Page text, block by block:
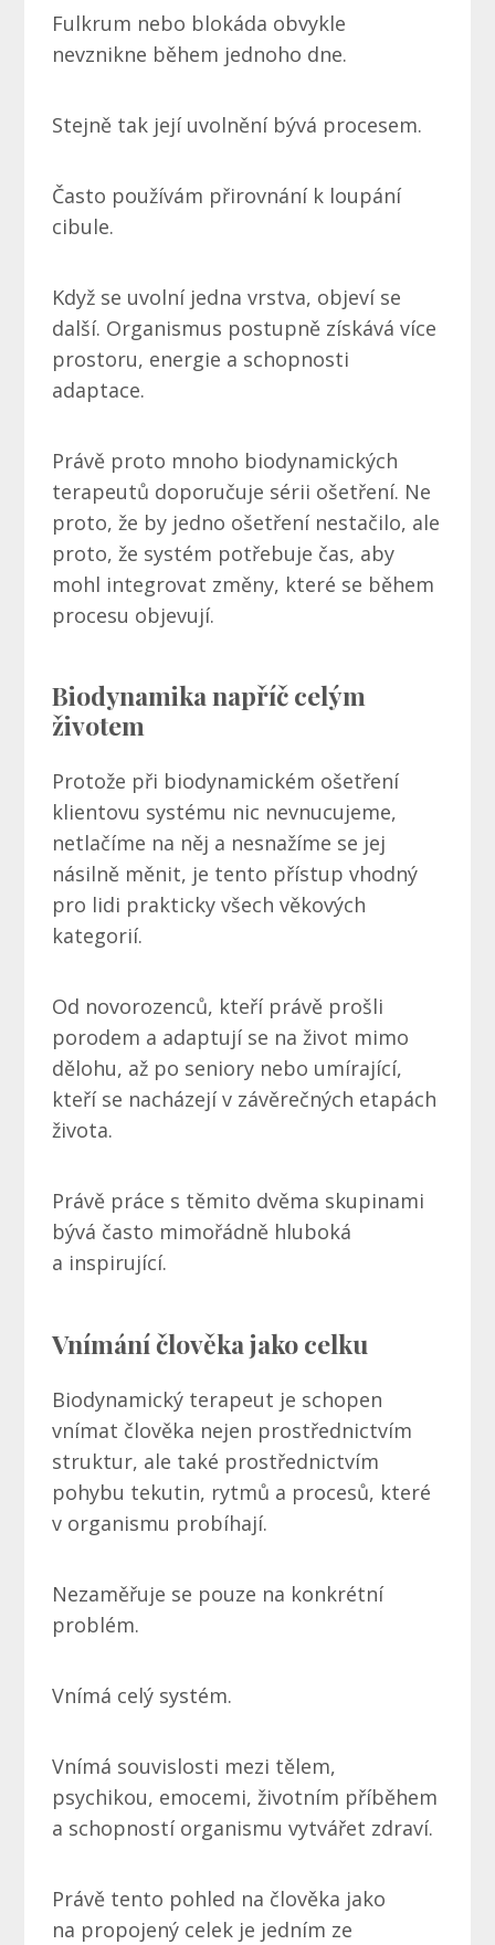
Fulkrum nebo blokáda obvykle
nevznikne během jednoho dne.
Stejně tak její uvolnění bývá procesem.
Často používám přirovnání k loupání
cibule.
Když se uvolní jedna vrstva, objeví se
další. Organismus postupně získává více
prostoru, energie a schopnosti
adaptace.
Právě proto mnoho biodynamických
terapeutů doporučuje sérii ošetření. Ne
proto, že by jedno ošetření nestačilo, ale
proto, že systém potřebuje čas, aby
mohl integrovat změny, které se během
procesu objevují.
Biodynamika napříč celým
životem
Protože při biodynamickém ošetření
klientovu systému nic nevnucujeme,
netlačíme na něj a nesnažíme se jej
násilně měnit, je tento přístup vhodný
pro lidi prakticky všech věkových
kategorií.
Od novorozenců, kteří právě prošli
porodem a adaptují se na život mimo
dělohu, až po seniory nebo umírající,
kteří se nacházejí v závěrečných etapách
života.
Právě práce s těmito dvěma skupinami
bývá často mimořádně hluboká
a inspirující.
Vnímání člověka jako celku
Biodynamický terapeut je schopen
vnímat člověka nejen prostřednictvím
struktur, ale také prostřednictvím
pohybu tekutin, rytmů a procesů, které
v organismu probíhají.
Nezaměřuje se pouze na konkrétní
problém.
Vnímá celý systém.
Vnímá souvislosti mezi tělem,
psychikou, emocemi, životním příběhem
a schopností organismu vytvářet zdraví.
Právě tento pohled na člověka jako
na propojený celek je jedním ze